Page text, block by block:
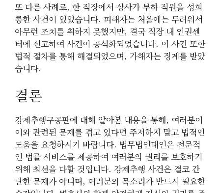
또 다른 사례로, 한 직장에서 상사가 부하 직원을 성희
롱한 사건이 있었습니다. 피해자는 처음에는 두려워서
아무런 조치를 취하지 못했지만, 결국 직장 내 인권센
터에 신고하여 사건이 공식화되었습니다. 이 사건 또한
법적 절차를 통해 해결되었으며, 가해자는 징계를 받았
습니다.
결론
강제추행구공판에 대해 알아본 내용을 통해, 여러분이
이와 관련된 문제를 겪고 있다면 주저하지 말고 법적인
도움을 요청하시기 바랍니다. 법무법인대인은 전문적
인 법률 서비스를 제공하여 여러분의 권리를 보호하기
위해 최선을 다할 것입니다. 강제추행 사건은 결코 간
단한 문제가 아니며, 여러분의 목소리가 반드시 필요한